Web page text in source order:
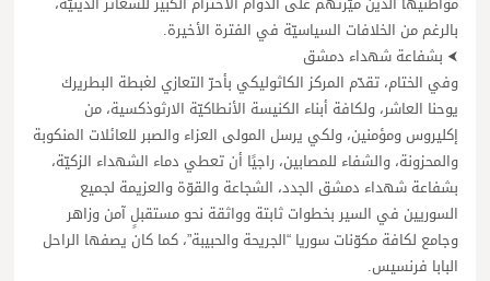
بالرغم من الخلافات السياسيّة في الفترة الأخيرة.
⮜ بشفاعة شهداء دمشق
وفي الختام، تقدّم المركز الكاثوليكي بأحرّ التعازي لغبطة البطريرك
يوحنا العاشر، ولكافة أبناء الكنيسة الأنطاكيّة الارثوذكسية، من
إكليروس ومؤمنين، ولكي يرسل المولى العزاء والصبر للعائلات المنكوبة
والمحزونة، والشفاء للمصابين، راجيًا أن تعطي دماء الشهداء الزكيّة،
بشفاعة شهداء دمشق الجدد، الشجاعة والقوّة والعزيمة لجميع
السوريين في السير بخطوات ثابتة وواثقة نحو مستقبلٍ آمن وزاهر
وجامع لكافة مكوّنات سوريا “الجريحة والحبيبة”، كما كان يصفها الراحل
البابا فرنسيس.